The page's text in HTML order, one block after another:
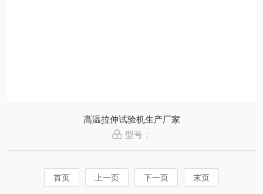
高温拉伸试验机生产厂家
型号：
首页 上一页 下一页 末页